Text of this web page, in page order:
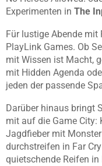
Experimenten in The
Für lustige Abende mit
PlayLink Games. Ob
mit Wissen ist Macht,
mit Hidden Agenda
jeden der passende
Darüber hinaus bringt
mit auf die Game City:
Jagdfieber mit
durchstreifen in Far
quietschende Reifen